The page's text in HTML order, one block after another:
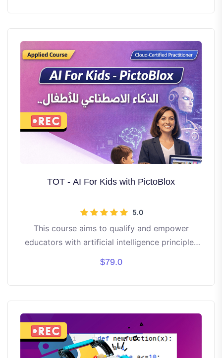
TOT - AI For Kids with PictoBlox
5.0
This course aims to qualify and empower
educators with artificial intelligence principles
$79.0